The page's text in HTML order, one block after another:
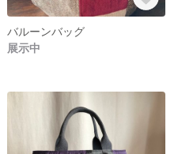
バルーンバッグ
展示中